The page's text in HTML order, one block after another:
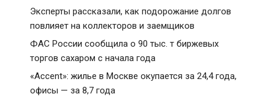
Эксперты рассказали, как подорожание долгов
повлияет на коллекторов и заемщиков
ФАС России сообщила о 90 тыс. т биржевых
торгов сахаром с начала года
«Accent»: жилье в Москве окупается за 24,4 года,
офисы — за 8,7 года